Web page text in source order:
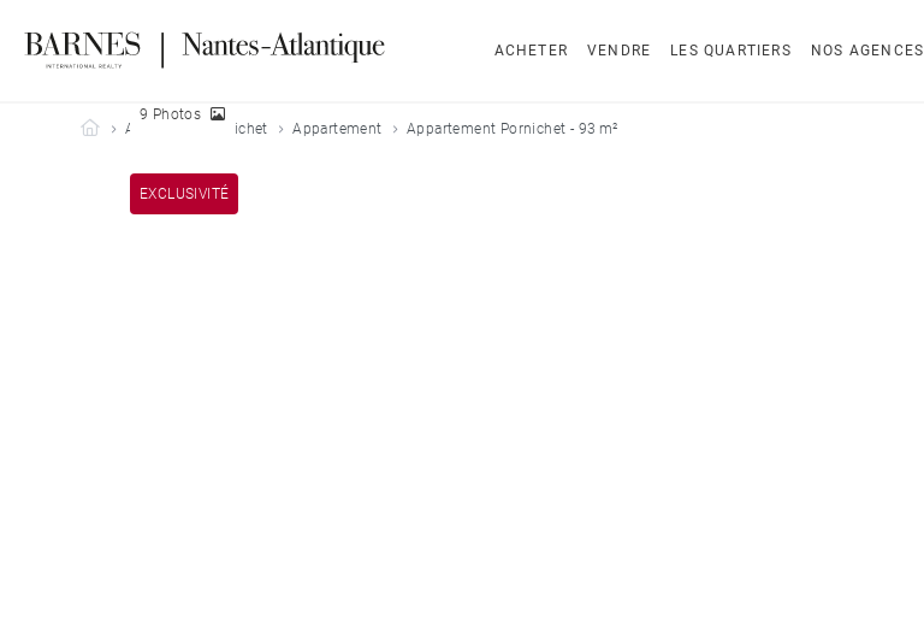
ACHETER VENDRE LES QUARTIERS NOS AGENCES
Barnes Nantes-Atlantique
Acheter Pornichet Appartement Appartement Pornichet - 93 m²
EXCLUSIVITÉ
9 Photos